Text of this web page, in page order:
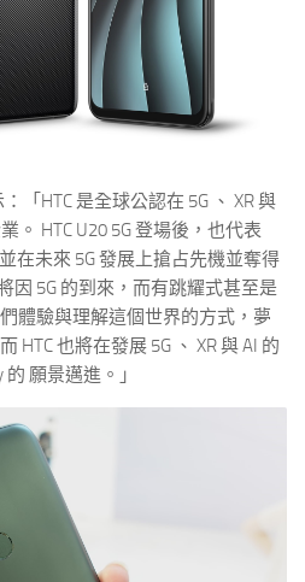
「HTC 是全球公認在 5G 、 XR 與
。 HTC U20 5G 登場後，也代表
在未來 5G 發展上搶占先機並奪得
因 5G 的到來，而有跳耀式甚至是
體驗與理解這個世界的方式，夢
HTC 也將在發展 5G 、 XR 與 AI 的
願景邁進。」